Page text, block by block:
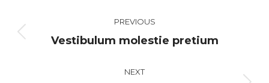
navigation
PREVIOUS
Previous
Vestibulum molestie pretium
NEXT